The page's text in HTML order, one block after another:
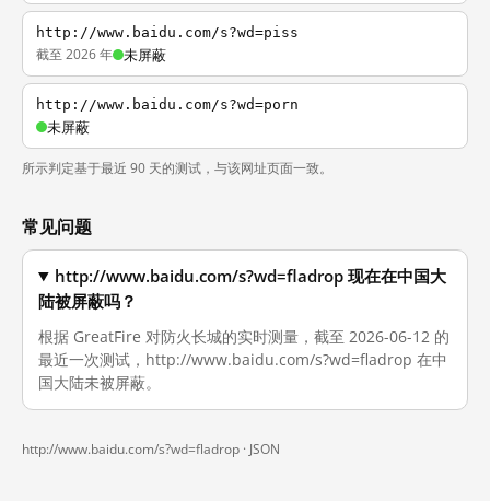
http://www.baidu.com/s?wd=piss
截至 2026 年 未屏蔽
http://www.baidu.com/s?wd=porn
未屏蔽
所示判定基于最近 90 天的测试，与该网址页面一致。
常见问题
http://www.baidu.com/s?wd=fladrop 现在在中国大
陆被屏蔽吗？
根据 GreatFire 对防火长城的实时测量，截至 2026-06-12 的
最近一次测试，http://www.baidu.com/s?wd=fladrop 在中
国大陆未被屏蔽。
http://www.baidu.com/s?wd=fladrop · JSON